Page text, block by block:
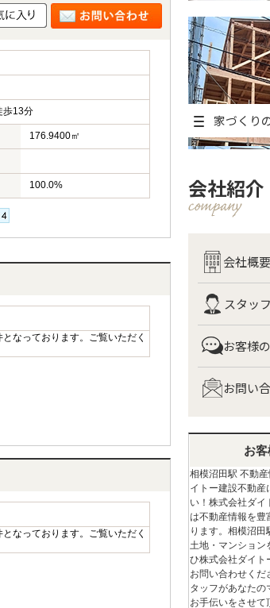
13分
176.9400㎡
100.0%
なっております。ご覧いただく
なっております。ご覧いただく
家づくり
会社紹介
会社概要
スタッフ
お客様
お問い
お
相模沼田駅 不動
イトー建設不動産
い！株式会社ダイ
は不動産情報を豊
ります。相模沼
土地・マンション
ひ株式会社ダイト
お問い合わせくだ
タッフがあなたの
お手伝いをさせて